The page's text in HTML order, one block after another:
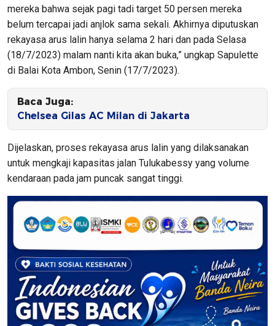
mereka bahwa sejak pagi tadi target 50 persen mereka
belum tercapai jadi anjlok sama sekali. Akhirnya diputuskan
rekayasa arus lalin hanya selama 2 hari dan pada Selasa
(18/7/2023) malam nanti kita akan buka,” ungkap Sapulette
di Balai Kota Ambon, Senin (17/7/2023).
Baca Juga:
Chelsea Gilas AC Milan di Jakarta
Dijelaskan, proses rekayasa arus lalin yang dilaksanakan
untuk mengkaji kapasitas jalan Tulukabessy yang volume
kendaraan pada jam puncak sangat tinggi.